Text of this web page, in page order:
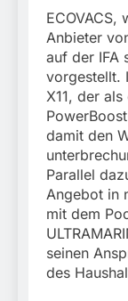
ECOVACS,
Anbieter
auf der IFA
vorgestellt.
X11, der
damit den
Parallel
Angebot in
mit dem
seinen
des